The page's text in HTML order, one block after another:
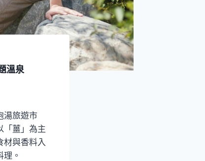
溫泉
湯旅遊市
「薑」為主
材與香料入
。